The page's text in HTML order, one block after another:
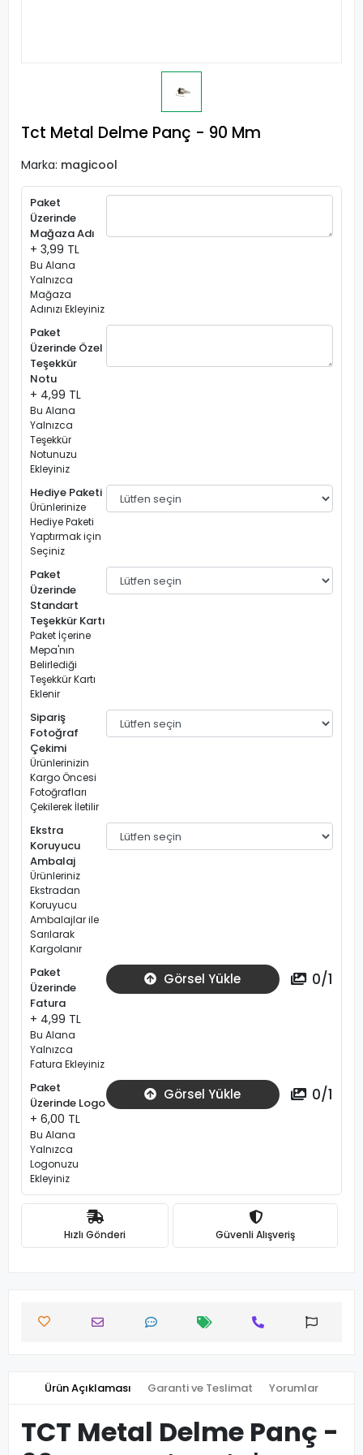
Tct Metal Delme Panç - 90 Mm
Marka: magicool
Paket
Üzerinde
Mağaza Adı
+ 3,99 TL
Bu Alana
Yalnızca
Mağaza
Adınızı Ekleyiniz
Paket
Üzerinde Özel
Teşekkür
Notu
+ 4,99 TL
Bu Alana
Yalnızca
Teşekkür
Notunuzu
Ekleyiniz
Hediye Paketi
Ürünlerinize
Hediye Paketi
Yaptırmak için
Seçiniz
Paket
Üzerinde
Standart
Teşekkür Kartı
Paket İçerine
Mepa'nın
Belirlediği
Teşekkür Kartı
Eklenir
Sipariş
Fotoğraf
Çekimi
Ürünlerinizin
Kargo Öncesi
Fotoğrafları
Çekilerek İletilir
Ekstra
Koruyucu
Ambalaj
Ürünleriniz
Ekstradan
Koruyucu
Ambalajlar ile
Sarılarak
Kargolanır
Paket
Üzerinde
Fatura
+ 4,99 TL
Bu Alana
Yalnızca
Fatura Ekleyiniz
Görsel Yükle 0/1
Paket
Üzerinde Logo
+ 6,00 TL
Bu Alana
Yalnızca
Logonuzu
Ekleyiniz
Görsel Yükle 0/1
Hızlı Gönderi Güvenli Alışveriş
Ürün Açıklaması Garanti ve Teslimat Yorumlar
TCT Metal Delme Panç -